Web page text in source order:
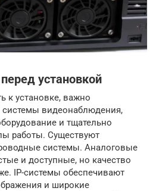
установкой
к установке, важно
системы видеонаблюдения,
и тщательно
работы. Существуют
системы. Аналоговые
и доступные, но качество
IP-системы обеспечивают
и широкие